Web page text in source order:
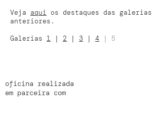
Veja aqui os destaques das galerias
anteriores.
Galerias 1 | 2 | 3 | 4 | 5
oficina realizada
em parceira com